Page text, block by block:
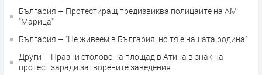
България – Протестиращ предизвиква полицаите на АМ
"Марица"
България – "Не живеем в България, но тя е нашата родина"
Други – Празни столове на площад в Атина в знак на
протест заради затворените заведения